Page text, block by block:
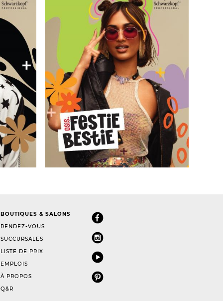
BOUTIQUES & SALONS
RENDEZ-VOUS
SUCCURSALES
LISTE DE PRIX
EMPLOIS
À PROPOS
Q&R